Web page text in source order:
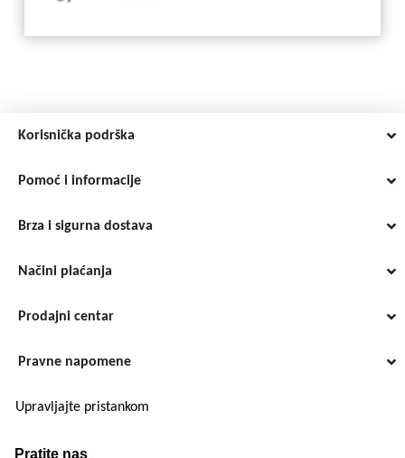
Korisnička podrška
Pomoć i informacije
Brza i sigurna dostava
Načini plaćanja
Prodajni centar
Pravne napomene
Upravljajte pristankom
Pratite nas